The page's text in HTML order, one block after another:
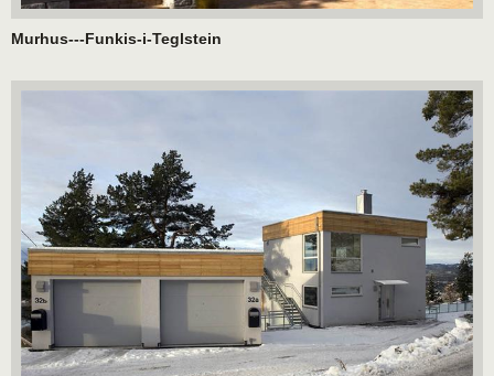
Murhus---Funkis-i-Teglstein